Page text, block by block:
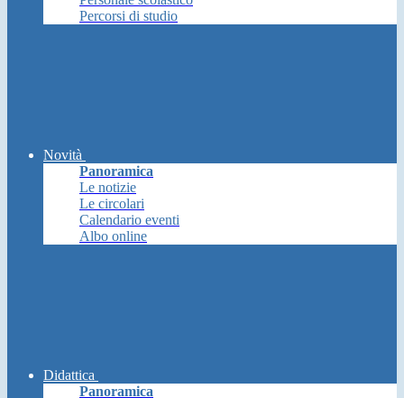
Percorsi di studio
Novità
Panoramica
Le notizie
Le circolari
Calendario eventi
Albo online
Didattica
Panoramica